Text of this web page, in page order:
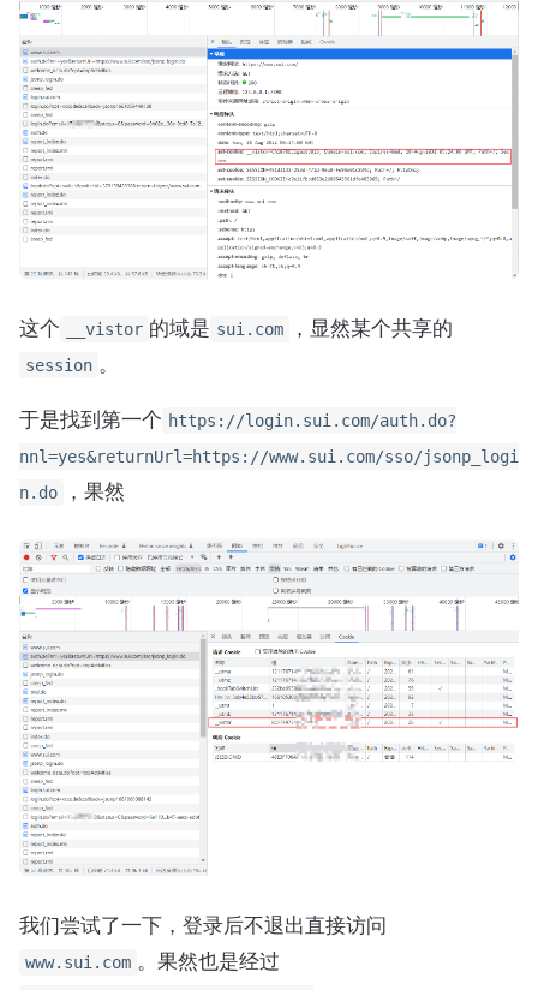
这个 __vistor 的域是 sui.com ，显然某个共享的
session 。
于是找到第一个 https://login.sui.com/auth.do?
nnl=yes&returnUrl=https://www.sui.com/sso/jsonp_logi
n.do
，果然
我们尝试了一下，登录后不退出直接访问
www.sui.com 。果然也是经过